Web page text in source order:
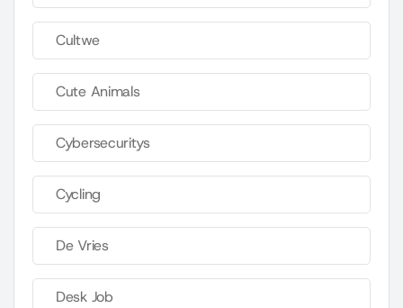
Cultwe
Cute Animals
Cybersecuritys
Cycling
De Vries
Desk Job